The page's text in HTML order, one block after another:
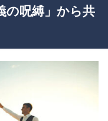
の呪縛」から共